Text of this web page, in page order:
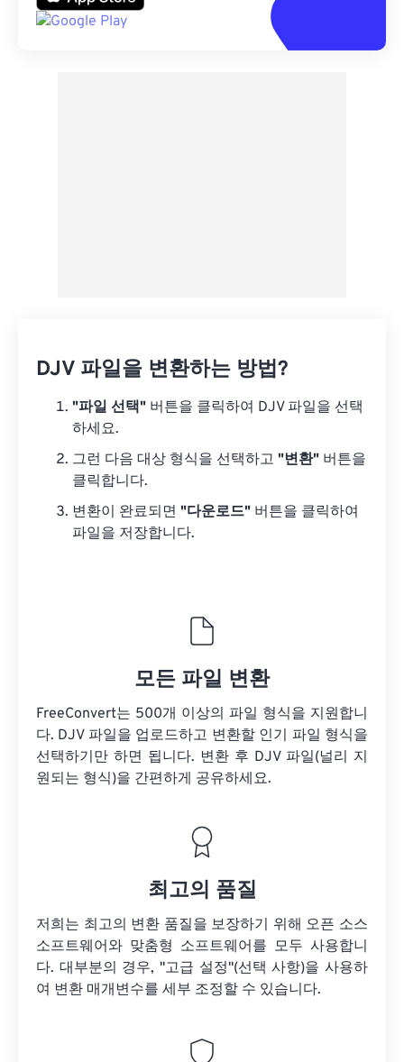
DJV 파일을 변환하는 방법?
"파일 선택" 버튼을 클릭하여 DJV 파일을 선택
하세요.
그런 다음 대상 형식을 선택하고 "변환" 버튼을
클릭합니다.
변환이 완료되면 "다운로드" 버튼을 클릭하여
파일을 저장합니다.
모든 파일 변환
FreeConvert는 500개 이상의 파일 형식을 지원합니
다. DJV 파일을 업로드하고 변환할 인기 파일 형식을
선택하기만 하면 됩니다. 변환 후 DJV 파일(널리 지
원되는 형식)을 간편하게 공유하세요.
최고의 품질
저희는 최고의 변환 품질을 보장하기 위해 오픈 소스
소프트웨어와 맞춤형 소프트웨어를 모두 사용합니
다. 대부분의 경우, "고급 설정"(선택 사항)을 사용하
여 변환 매개변수를 세부 조정할 수 있습니다.